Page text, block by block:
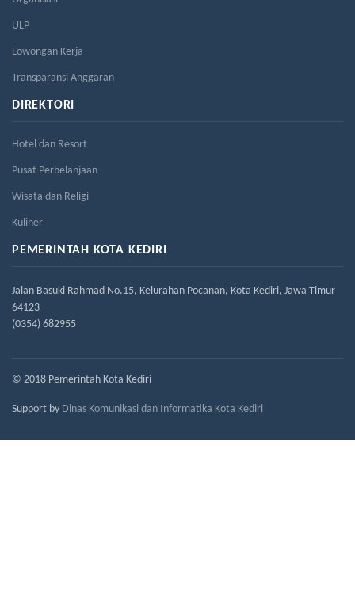
ULP
Lowongan Kerja
Transparansi Anggaran
DIREKTORI
Hotel dan Resort
Pusat Perbelanjaan
Wisata dan Religi
Kuliner
PEMERINTAH KOTA KEDIRI
Jalan Basuki Rahmad No.15, Kelurahan Pocanan, Kota Kediri, Jawa Timur
64123
(0354) 682955
© 2018 Pemerintah Kota Kediri
Support by Dinas Komunikasi dan Informatika Kota Kediri